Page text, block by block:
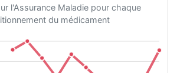
l'Assurance Maladie pour chaque
du médicament